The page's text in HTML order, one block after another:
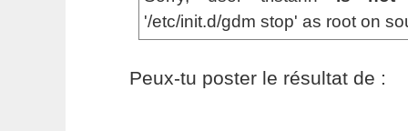
'/etc/init.d/gdm stop' as root on
Peux-tu poster le résultat de :